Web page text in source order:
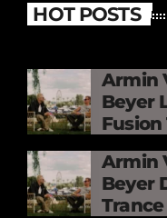
HOT POSTS
Armin
Beyer
Fusion
Mercy
Armin
Beyer
Trance